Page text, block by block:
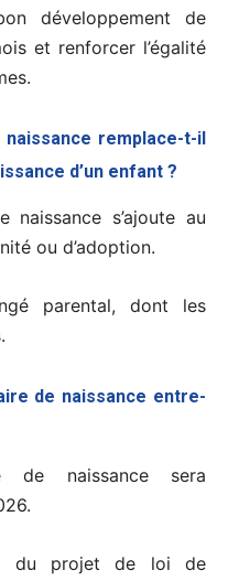
développement de
et renforcer l’égalité
remplace-t-il
d’un enfant ?
naissance s’ajoute au
ou d’adoption.
parental, dont les
de naissance entre-
de naissance sera
du projet de loi de